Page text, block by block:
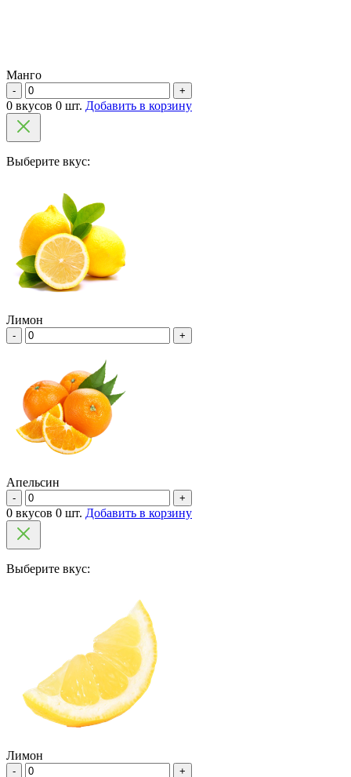
Манго
- +
0 вкусов 0 шт. Добавить в корзину
Выберите вкус:
Лимон
- +
Апельсин
- +
0 вкусов 0 шт. Добавить в корзину
Выберите вкус:
Лимон
- +